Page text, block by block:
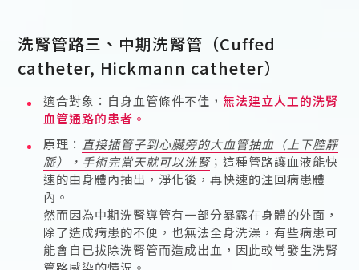
洗腎管路三、中期洗腎管（Cuffed
catheter, Hickmann catheter）
適合對象：自身血管條件不佳，無法建立人工的洗腎
血管通路的患者。
原理： 直接插管子到心臟旁的大血管抽血（上下腔靜
脈），手術完當天就可以洗腎；這種管路讓血液能快
速的由身體內抽出，淨化後，再快速的注回病患體
內。
然而因為中期洗腎導管有一部分暴露在身體的外面，
除了造成病患的不便，也無法全身洗澡，有些病患可
能會自已拔除洗腎管而造成出血，因此較常發生洗腎